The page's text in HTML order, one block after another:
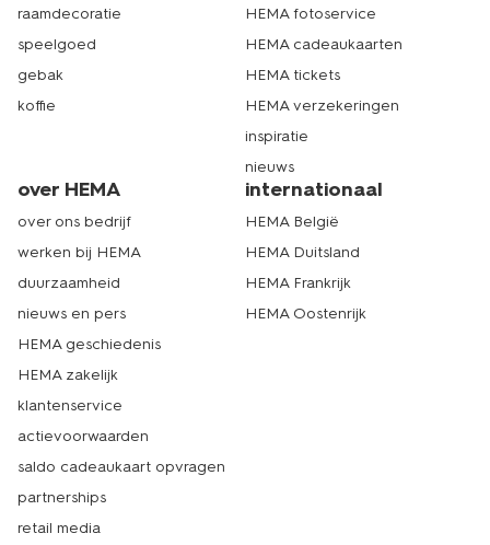
raamdecoratie
speelgoed
gebak
koffie
HEMA fotoservice
HEMA cadeaukaarten
HEMA tickets
HEMA verzekeringen
inspiratie
nieuws
over HEMA
over ons bedrijf
werken bij HEMA
duurzaamheid
nieuws en pers
HEMA geschiedenis
HEMA zakelijk
klantenservice
actievoorwaarden
saldo cadeaukaart opvragen
partnerships
retail media
internationaal
HEMA België
HEMA Duitsland
HEMA Frankrijk
HEMA Oostenrijk